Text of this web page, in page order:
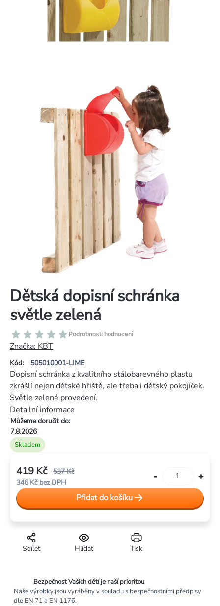
Dětská dopisní schránka
světle zelená
Kód: 505010001-LIME
Průměrné
hodnocení
produktu
je
0,0
z
5
hvězdiček.
Podrobnosti hodnocení
Značka: KBT
Skladem
Můžeme doručit do:
7.8.2026
Dopisní schránka z kvalitního stálobarevného plastu
zkrášlí nejen dětské hřiště, ale třeba i dětský pokojíček.
Světle zelené provedení.
Detailní informace
Tisk
Hlídat
Sdílet
537 Kč
419 Kč
346 Kč bez DPH
Měrná
cena:
Přidat do košíku
Bezpečnost Vašich dětí je naší prioritou
Naše výrobky jsou vyráběny v souladu s bezpečnostními předpisy
dle EN 71 a EN 1176.